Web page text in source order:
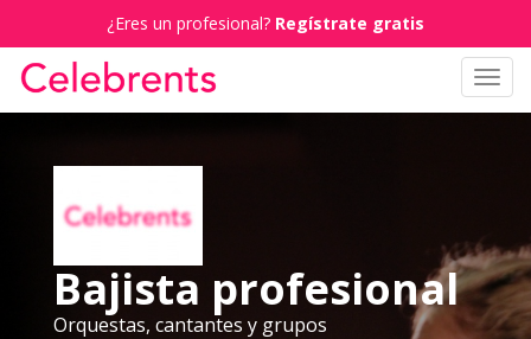
¿Eres un profesional? Regístrate gratis
Bajista profesional
Orquestas, cantantes y grupos